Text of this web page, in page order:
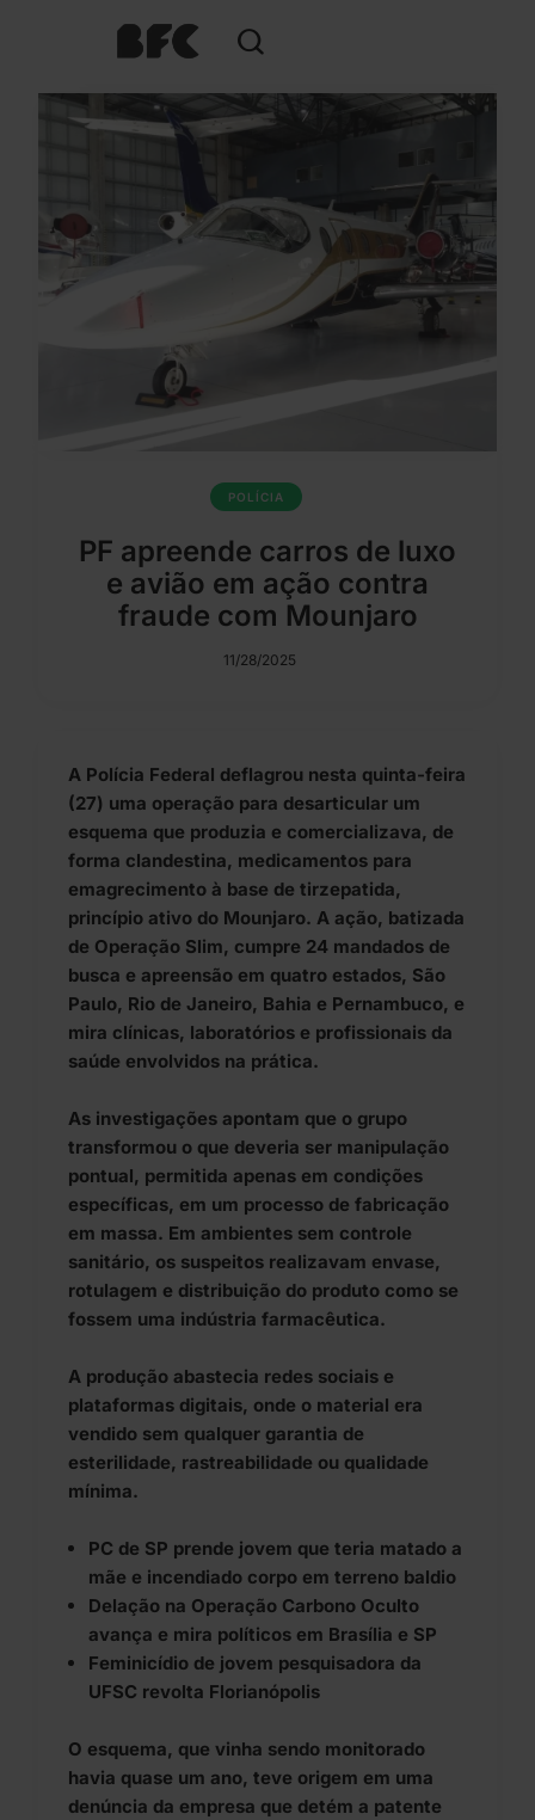
POLÍCIA
PF apreende carros de luxo
e avião em ação contra
fraude com Mounjaro
11/28/2025
A Polícia Federal deflagrou nesta quinta-feira
(27) uma operação para desarticular um
esquema que produzia e comercializava, de
forma clandestina, medicamentos para
emagrecimento à base de tirzepatida,
princípio ativo do Mounjaro. A ação, batizada
de Operação Slim, cumpre 24 mandados de
busca e apreensão em quatro estados, São
Paulo, Rio de Janeiro, Bahia e Pernambuco, e
mira clínicas, laboratórios e profissionais da
saúde envolvidos na prática.
As investigações apontam que o grupo
transformou o que deveria ser manipulação
pontual, permitida apenas em condições
específicas, em um processo de fabricação
em massa. Em ambientes sem controle
sanitário, os suspeitos realizavam envase,
rotulagem e distribuição do produto como se
fossem uma indústria farmacêutica.
A produção abastecia redes sociais e
plataformas digitais, onde o material era
vendido sem qualquer garantia de
esterilidade, rastreabilidade ou qualidade
mínima.
PC de SP prende jovem que teria matado a
mãe e incendiado corpo em terreno baldio
Delação na Operação Carbono Oculto
avança e mira políticos em Brasília e SP
Feminicídio de jovem pesquisadora da
UFSC revolta Florianópolis
O esquema, que vinha sendo monitorado
havia quase um ano, teve origem em uma
denúncia da empresa que detém a patente